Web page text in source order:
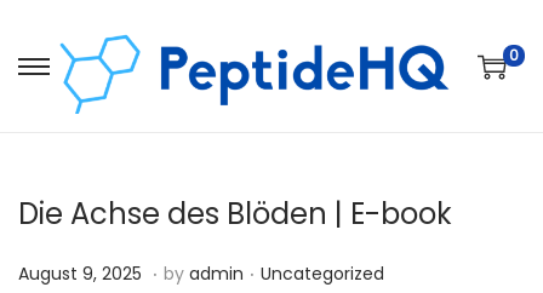
0
Die Achse des Blöden | E-book
Posted on
August 9, 2025 D. by admin . Posted in
Uncategorized